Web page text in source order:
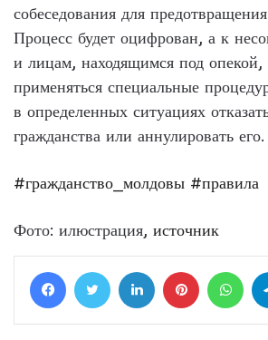
собеседования для
Процесс будет оцифрован, а к
и лицам, находящимся под опекой,
применяться специальные
в определенных ситуациях
гражданства или аннулировать его.
#гражданство_молдовы #правила
Фото: илюстрация, источник
FacebookTwitter LinkedIn Pinterest